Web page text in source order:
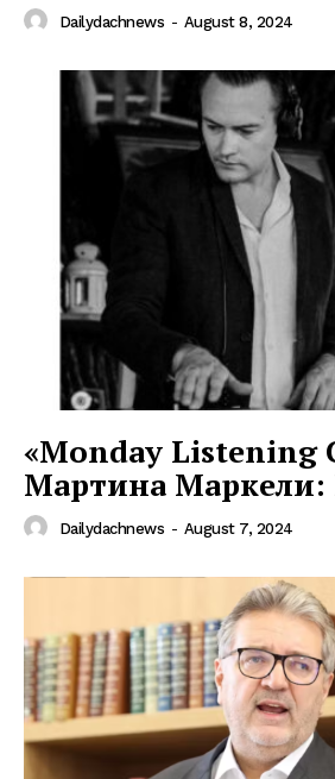
Magazine
Dailydachnews - August 8, 2024
«Monday Listening
Мартина Маркели:
Dailydachnews - August 7, 2024